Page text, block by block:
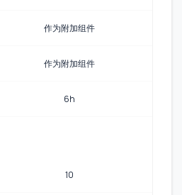
作为附加组件
作为附加组件
6h
10